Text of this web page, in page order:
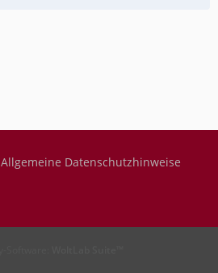
Allgemeine Datenschutzhinweise